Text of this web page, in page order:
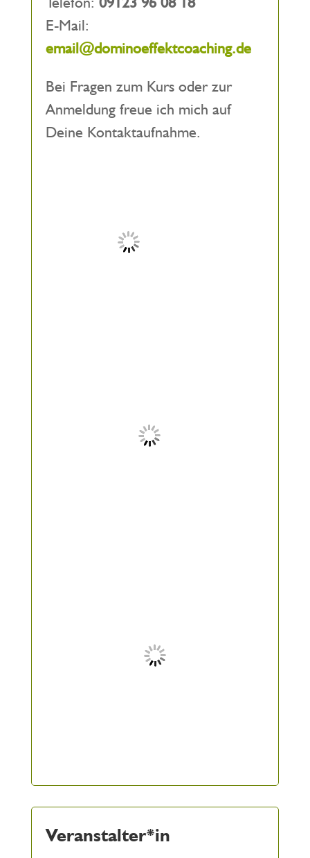
E-Mail:
email@dominoeffektcoaching.de
Bei Fragen zum Kurs oder zur
Anmeldung freue ich mich auf
Deine Kontaktaufnahme.
Veranstalter*in